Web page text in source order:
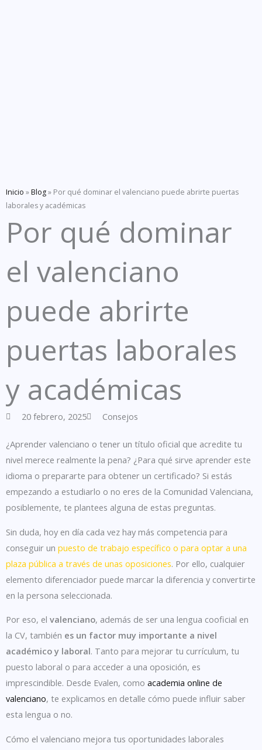
Inicio »Blog» Por qué dominar el valenciano puede abrirte puertas
laborales y académicas
Por qué dominar
el valenciano
puede abrirte
puertas laborales
y académicas
20 febrero, 2025 Consejos
¿Aprender valenciano o tener un título oficial que acredite tu
nivel merece realmente la pena? ¿Para qué sirve aprender este
idioma o prepararte para obtener un certificado? Si estás
empezando a estudiarlo o no eres de la Comunidad Valenciana,
posiblemente, te plantees alguna de estas preguntas.
Sin duda, hoy en día cada vez hay más competencia para
conseguir un puesto de trabajo específico o para optar a una
plaza pública a través de unas oposiciones. Por ello, cualquier
elemento diferenciador puede marcar la diferencia y convertirte
en la persona seleccionada.
Por eso, el valenciano, además de ser una lengua cooficial en
la CV, también es un factor muy importante a nivel
académico y laboral. Tanto para mejorar tu currículum, tu
puesto laboral o para acceder a una oposición, es
imprescindible. Desde Evalen, como academia online de
valenciano, te explicamos en detalle cómo puede influir saber
esta lengua o no.
Cómo el valenciano mejora tus oportunidades laborales